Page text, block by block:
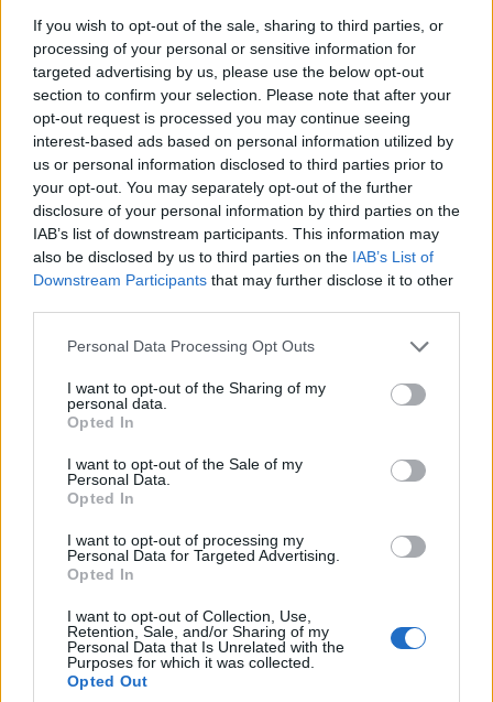
If you wish to opt-out of the sale, sharing to third parties, or
processing of your personal or sensitive information for
targeted advertising by us, please use the below opt-out
section to confirm your selection. Please note that after your
opt-out request is processed you may continue seeing
interest-based ads based on personal information utilized by
us or personal information disclosed to third parties prior to
your opt-out. You may separately opt-out of the further
disclosure of your personal information by third parties on the
IAB’s list of downstream participants. This information may
also be disclosed by us to third parties on the IAB’s List of
Downstream Participants that may further disclose it to other
Please note that this website/app uses one or more Google
not limited to your visit or usage behaviour. You may click to
grant or deny consent to Google and its third-party tags to
use your data for below specified purposes in below Google
consent section.
Personal Data Processing Opt Outs
I want to opt-out of the Sharing of my
personal data.
Opted In
I want to opt-out of the Sale of my
Personal Data.
Opted In
I want to opt-out of processing my
Personal Data for Targeted Advertising.
Opted In
I want to opt-out of Collection, Use,
Retention, Sale, and/or Sharing of my
Personal Data that Is Unrelated with the
Purposes for which it was collected.
Opted Out
otthont. Fekete-fehér képei a falusi élet egy-egy
mozzanatát merevítik emlékképekké. Pár című
alkotása olyannyira magával ragad, hogy vásárolok
egy képeslapot. Legalább elmondhatom, hogy a
vásárfia is megvan.
Ínycsiklandó illatok szöknek be a nyitott ajtón. Nincs
menekvés, az udvarban épp akkor hirdetik a
főzőverseny eredményét. Az ebédünk is
megoldódott: szerény hozzájárulás
ellenében bármelyiket megkóstolhatjuk. A
"vadkörtés sárkányragu" fantázianevet viselő remek
Kitérő
Pokol-
likban
Mire átérünk, elered az eső, s pár ismerős
invitálására beszaladunk a Pokol-likba megvárni,
hogy elcsendesedjen. Fiatal színészpalántákkal
ismerkedem össze, akik József Attila-verseket
szavalnak és tábori élményeiket mesélik. Egyre több
az ember. Sajátos szabadságdzsungel ez, mondja
valaki, dzsungelharcosokkal. Igen, az elemekkel